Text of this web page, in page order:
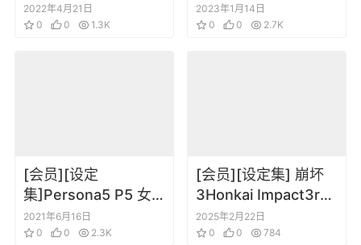
Ocarina Of Time
Complete Guide
2022年4月21日
0
0 1.3K
ープ完全読本
2023年1月14日
0
0 2.7K
[会员][设定
集]Persona5 P5 女
神异闻录5插画原画设
定集
2021年6月16日
0
0 2.3K
[会员][设定集] 崩坏
3Honkai Impact3rd
Original Art VOL.2
2025年2月22日
0
0 784